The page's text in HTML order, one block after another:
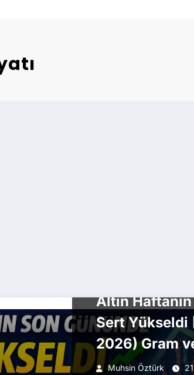
Altın
Sert Yükseldi
2026) Gram
Uçuşta!
Muhsin Öztürk